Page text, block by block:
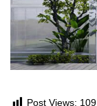
Post Views: 109